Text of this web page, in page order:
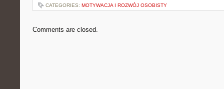
CATEGORIES: MOTYWACJA I ROZWÓJ OSOBISTY
Comments are closed.